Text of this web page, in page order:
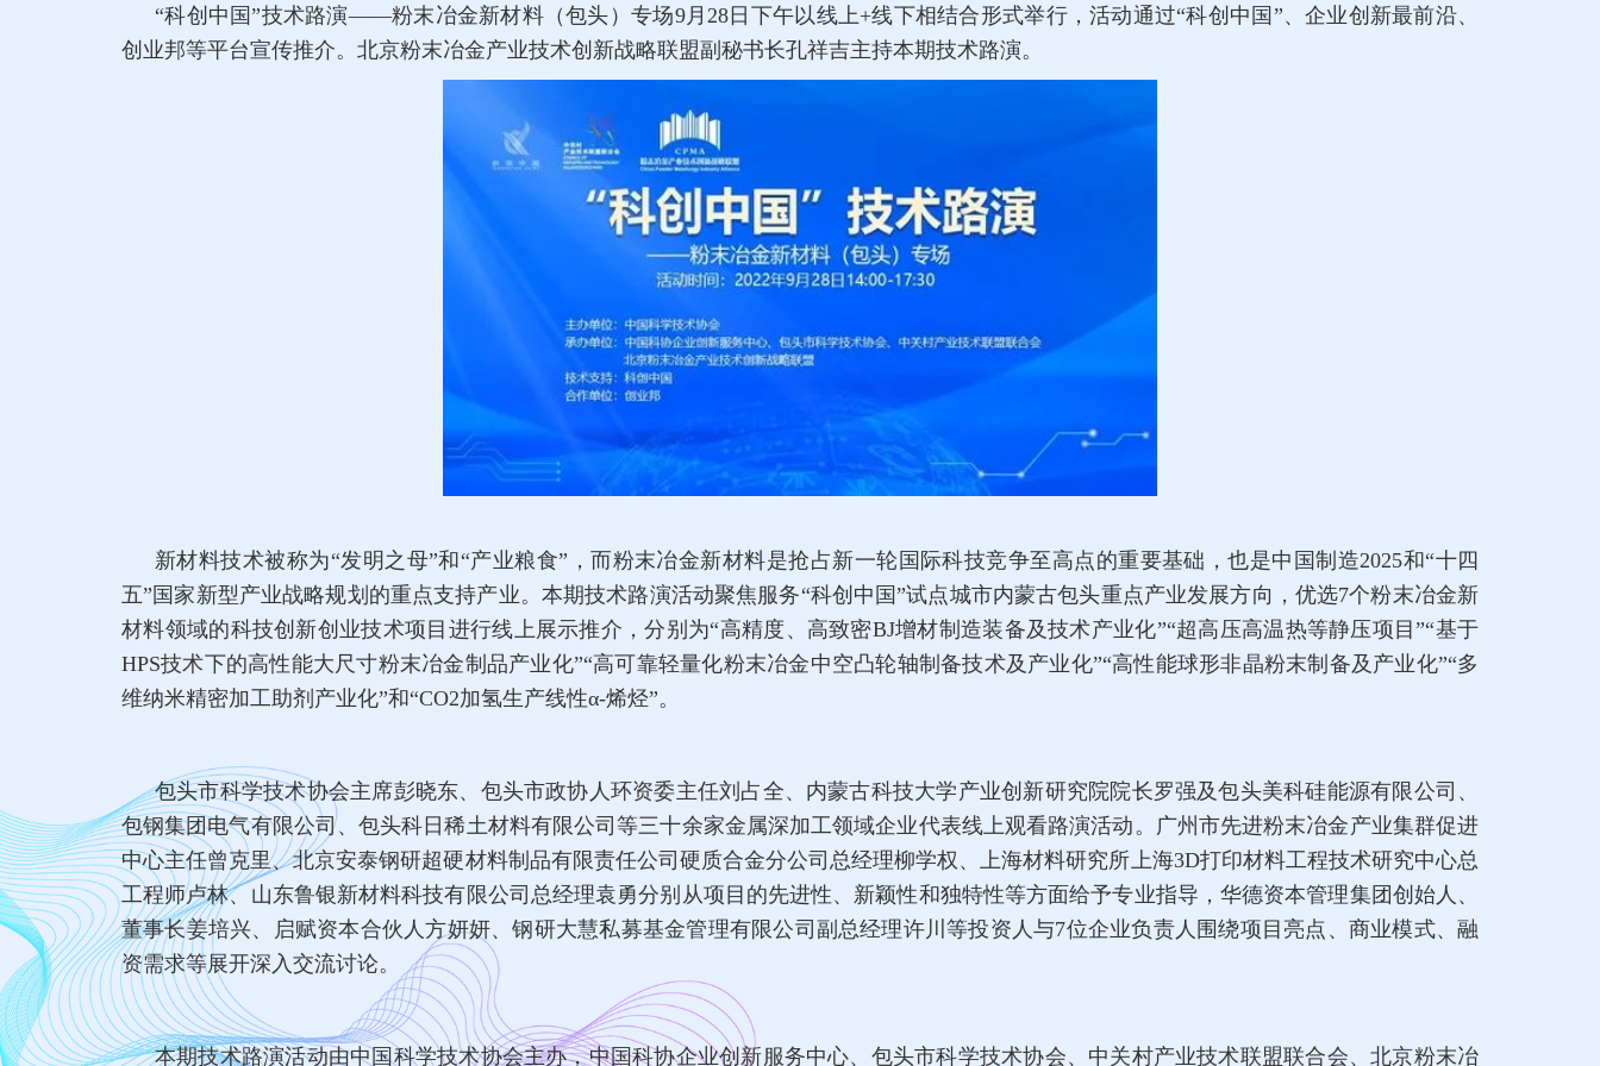
“科创中国”技术路演——粉末冶金新材料（包头）专场9月28日下午以线上+线下相结合形式举行，活动通过“科创中国”、企业创新最前沿、
创业邦等平台宣传推介。北京粉末冶金产业技术创新战略联盟副秘书长孔祥吉主持本期技术路演。
新材料技术被称为“发明之母”和“产业粮食”，而粉末冶金新材料是抢占新一轮国际科技竞争至高点的重要基础，也是中国制造2025和“十四
五”国家新型产业战略规划的重点支持产业。本期技术路演活动聚焦服务“科创中国”试点城市内蒙古包头重点产业发展方向，优选7个粉末冶金新
材料领域的科技创新创业技术项目进行线上展示推介，分别为“高精度、高致密BJ增材制造装备及技术产业化”“超高压高温热等静压项目”“基于
HPS技术下的高性能大尺寸粉末冶金制品产业化”“高可靠轻量化粉末冶金中空凸轮轴制备技术及产业化”“高性能球形非晶粉末制备及产业化”“多
维纳米精密加工助剂产业化”和“CO2加氢生产线性α-烯烃”。
包头市科学技术协会主席彭晓东、包头市政协人环资委主任刘占全、内蒙古科技大学产业创新研究院院长罗强及包头美科硅能源有限公司、
包钢集团电气有限公司、包头科日稀土材料有限公司等三十余家金属深加工领域企业代表线上观看路演活动。广州市先进粉末冶金产业集群促进
中心主任曾克里、北京安泰钢研超硬材料制品有限责任公司硬质合金分公司总经理柳学权、上海材料研究所上海3D打印材料工程技术研究中心总
工程师卢林、山东鲁银新材料科技有限公司总经理袁勇分别从项目的先进性、新颖性和独特性等方面给予专业指导，华德资本管理集团创始人、
董事长姜培兴、启赋资本合伙人方妍妍、钢研大慧私募基金管理有限公司副总经理许川等投资人与7位企业负责人围绕项目亮点、商业模式、融
资需求等展开深入交流讨论。
本期技术路演活动由中国科学技术协会主办，中国科协企业创新服务中心、包头市科学技术协会、中关村产业技术联盟联合会、北京粉末冶